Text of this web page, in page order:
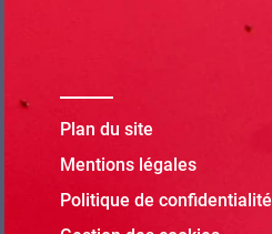
Plan du site
Mentions légales
Politique de confidentialité